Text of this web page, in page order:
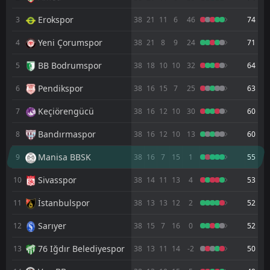
25
Apr
13:00
Ümraniyespor
Van BB
17:00
13Apr
Ümraniyespor
2
FT
08Apr
Ümraniyespor
Sakaryaspor
2
FT
17:00
BB Bodrumspor
Ümraniyespor
1
16:00
Pendikspor
0
FT
15Mar
Ümraniyespor
0
3 Erokspor 38 21 11 6 46 74
4 Yeni Çorumspor 38 21 8 9 24 71
5 BB Bodrumspor 38 18 10 10 32 64
6 Pendikspor 38 16 15 7 25 63
7 Keçiörengücü 38 16 12 10 30 60
8 Bandırmaspor 38 16 12 10 13 60
9 Manisa BBSK 38 16 7 15 1 55
10 Sivasspor 38 14 11 13 4 53
11 İstanbulspor 38 13 13 12 2 52
12 Sarıyer 38 15 7 16 0 52
13 76 Iğdır Belediyespor 38 13 11 14 -2 50